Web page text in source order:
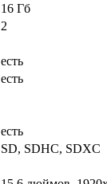
16 Гб
2
есть
есть
есть
SD, SDHC, SDXC